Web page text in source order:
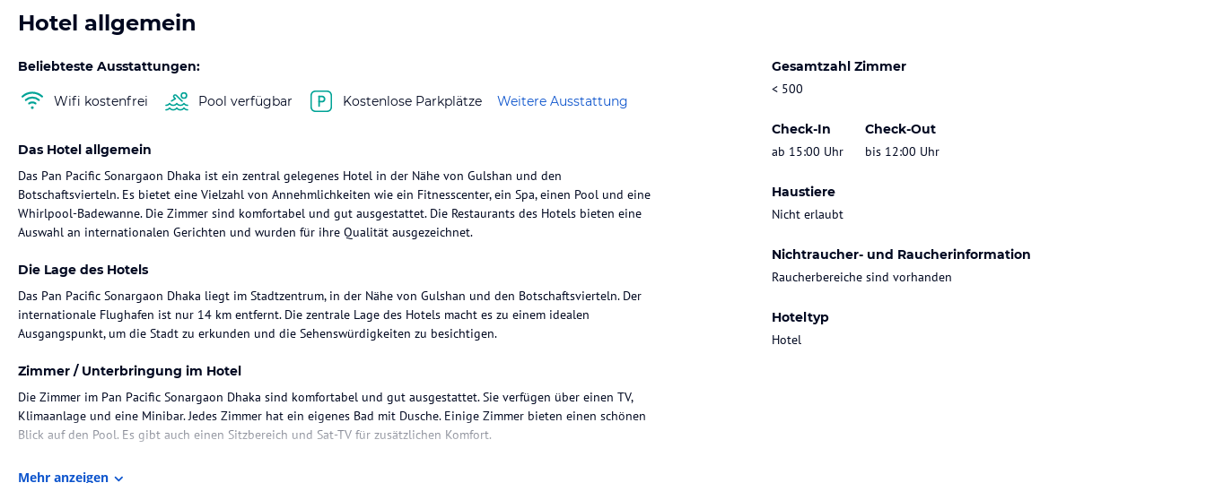
Hotel allgemein
Beliebteste Ausstattungen:
Wifi kostenfrei Pool verfügbar Kostenlose Parkplätze Weitere Ausstattung
Gesamtzahl Zimmer
< 500
Check-In
ab 15:00 Uhr
Check-Out
bis 12:00 Uhr
Haustiere
Nicht erlaubt
Nichtraucher- und Raucherinformation
Raucherbereiche sind vorhanden
Hoteltyp
Hotel
Das Hotel allgemein
Das Pan Pacific Sonargaon Dhaka ist ein zentral gelegenes Hotel in der Nähe von Gulshan und den
Botschaftsvierteln. Es bietet eine Vielzahl von Annehmlichkeiten wie ein Fitnesscenter, ein Spa, einen Pool und eine
Whirlpool-Badewanne. Die Zimmer sind komfortabel und gut ausgestattet. Die Restaurants des Hotels bieten eine
Auswahl an internationalen Gerichten und wurden für ihre Qualität ausgezeichnet.
Die Lage des Hotels
Das Pan Pacific Sonargaon Dhaka liegt im Stadtzentrum, in der Nähe von Gulshan und den Botschaftsvierteln. Der
internationale Flughafen ist nur 14 km entfernt. Die zentrale Lage des Hotels macht es zu einem idealen
Ausgangspunkt, um die Stadt zu erkunden und die Sehenswürdigkeiten zu besichtigen.
Zimmer / Unterbringung im Hotel
Die Zimmer im Pan Pacific Sonargaon Dhaka sind komfortabel und gut ausgestattet. Sie verfügen über einen TV,
Klimaanlage und eine Minibar. Jedes Zimmer hat ein eigenes Bad mit Dusche. Einige Zimmer bieten einen schönen
Blick auf den Pool. Es gibt auch einen Sitzbereich und Sat-TV für zusätzlichen Komfort.
Gastronomie im Hotel
Mehr anzeigen